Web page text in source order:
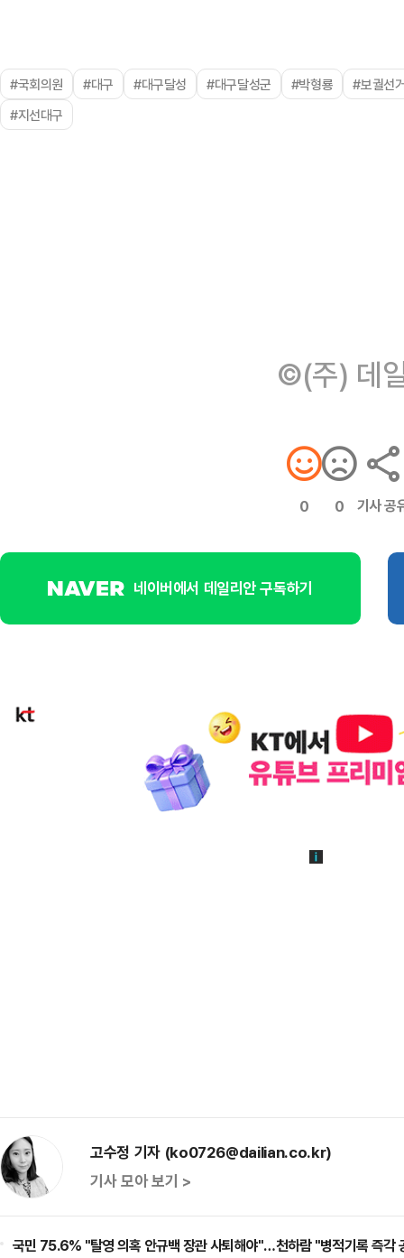
#국회의원 #대구 #대구달성 #대구달성군 #박형룡
#보궐선
#지선대구
©(주) 데
0 0 기사 공
네이버에서 데일리안 구독하기
고수정 기자 (ko0726@dailian.co.kr)
기사 모아 보기 >
국민 75.6% "탈영 의혹 안규백 장관 사퇴해야"…천하람 "병적기록 즉각